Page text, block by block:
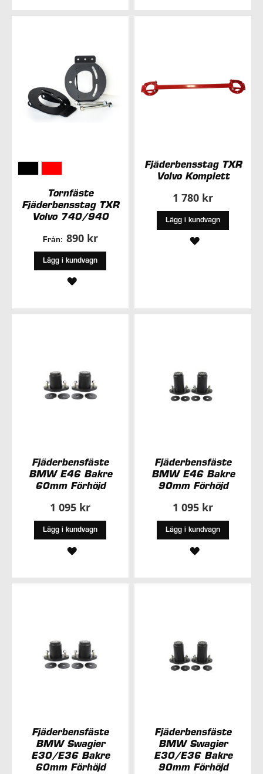
Tornfäste
Fjäderbensstag TXR
Volvo 740/940
Från: 890 kr
Lägg i kundvagn
LÄGG
Fjäderbensstag TXR
Volvo Komplett
1 780 kr
Lägg i kundvagn
LÄGG
Fjäderbensfäste
BMW E46 Bakre
60mm Förhöjd
1 095 kr
Lägg i kundvagn
LÄGG
Fjäderbensfäste
BMW E46 Bakre
90mm Förhöjd
1 095 kr
Lägg i kundvagn
LÄGG
Fjäderbensfäste
BMW Swagier
E30/E36 Bakre
60mm Förhöjd
Fjäderbensfäste
BMW Swagier
E30/E36 Bakre
90mm Förhöjd